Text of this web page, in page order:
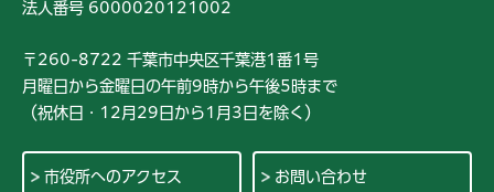
法人番号 6000020121002
〒260-8722 千葉市中央区千葉港1番1号
月曜日から金曜日の午前9時から午後5時まで
（祝休日・12月29日から1月3日を除く）
市役所へのアクセス お問い合わせ